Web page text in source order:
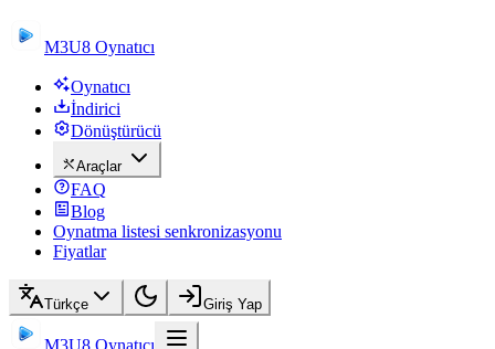
M3U8 Oynatıcı
Oynatıcı
İndirici
Dönüştürücü
Araçlar
FAQ
Blog
Oynatma listesi senkronizasyonu
Fiyatlar
Türkçe Giriş Yap
M3U8 Oynatıcı